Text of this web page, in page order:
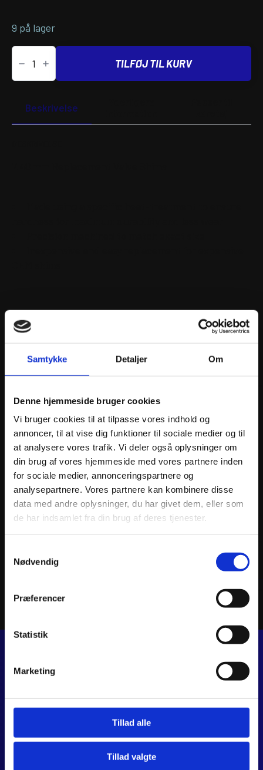
Samtykke Detaljer Om
Denne hjemmeside bruger cookies
Vi bruger cookies til at tilpasse vores indhold og
annoncer, til at vise dig funktioner til sociale medier og til
at analysere vores trafik. Vi deler også oplysninger om
din brug af vores hjemmeside med vores partnere inden
for sociale medier, annonceringspartnere og
analysepartnere. Vores partnere kan kombinere disse
data med andre oplysninger, du har givet dem, eller som
de har indsamlet fra din brug af deres tjenester.
Nødvendig
Præferencer
Statistik
Marketing
Tillad alle
Tillad valgte
9 på lager
PROX
VALVE
SHIM
7.48X2.75
REFILL
antal
TILFØJ TIL KURV
Beskrivelse
ANDRE INTERESSANTE VARER
ATHENA PISTON KIT FORGED Ø53,95mm
1.017kr.
ATHENA
PISTON
Ø53,95mm
antal
978
JJ MOTORCYKLER
8960 Randers SØ
webshop@jjmotorcykler.dk
salg@jjmotorcykler.dk